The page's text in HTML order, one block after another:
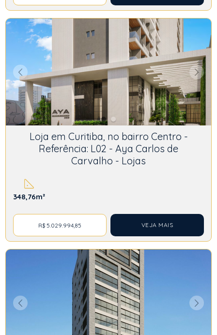
Loja em Curitiba, no bairro Centro -
Referência: L02 - Aya Carlos de
Carvalho - Lojas
348,76m²
R$ 5.029.994,85 VEJA MAIS